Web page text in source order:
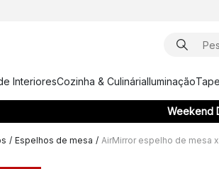
InterioresCozinha & CulináriaIluminação
Weekend
/ Espelhos de mesa / AirMirror espelho de mesa